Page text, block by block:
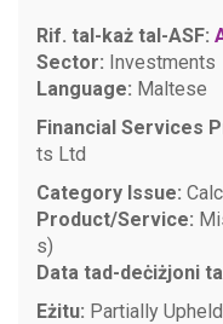
Rif. tal-każ tal-ASF:
Sector: Investments
Language: Maltese
Financial Services
ts Ltd
Category Issue:
Product/Service:
s)
Data tad-deċiżjoni
Eżitu: Partially